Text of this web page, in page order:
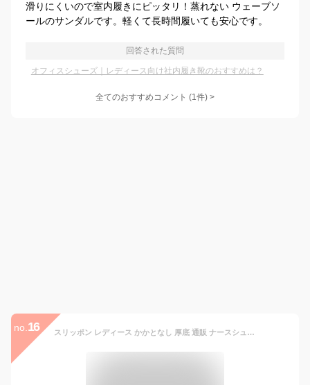
滑りにくいので室内履きにピッタリ！蒸れない ウェーブソ
ールのサンダルです。軽くて長時間履いても安心です。
回答された質問
オフィスシューズ｜レディース向け社内履き靴のおすすめは？
全てのおすすめコメント (1件) >
no. 16 スリッポン レディース かかとなし 厚底 通販 ナースシューズ ナースサンダル サボサンダル スポーツサンダル マリンシューズ オフィスサンダル メッシュ 軽量 履きやすい 蒸れない クッションソール 踵なし 静音 通気性 カジュアル